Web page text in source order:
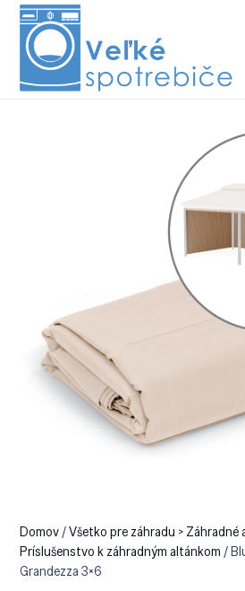
Domov/Všetko pre záhradu >
Príslušenstvo k záhradným altánkom /
Grandezza 3×6